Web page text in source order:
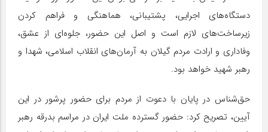
دستگاه‌های اجرایی، پشتیبانی، هماهنگی و فراهم کردن
زیرساخت‌های لازم است و اصل این حضور، جلوه‌ای از عشق،
وفاداری و ارادت مردم گیلان به آرمان‌های انقلاب اسلامی، شهدا و
رهبر شهید خواهد بود.
حق‌شناس در پایان با دعوت از مردم برای حضور پرشور در این
آیین، تصریح کرد: حضور گسترده ملت ایران در مراسم بدرقه رهبر